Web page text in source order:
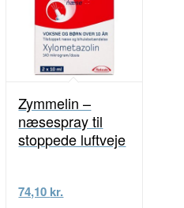
Zymmelin –
næsespray til
stoppede luftveje
74,10 kr.